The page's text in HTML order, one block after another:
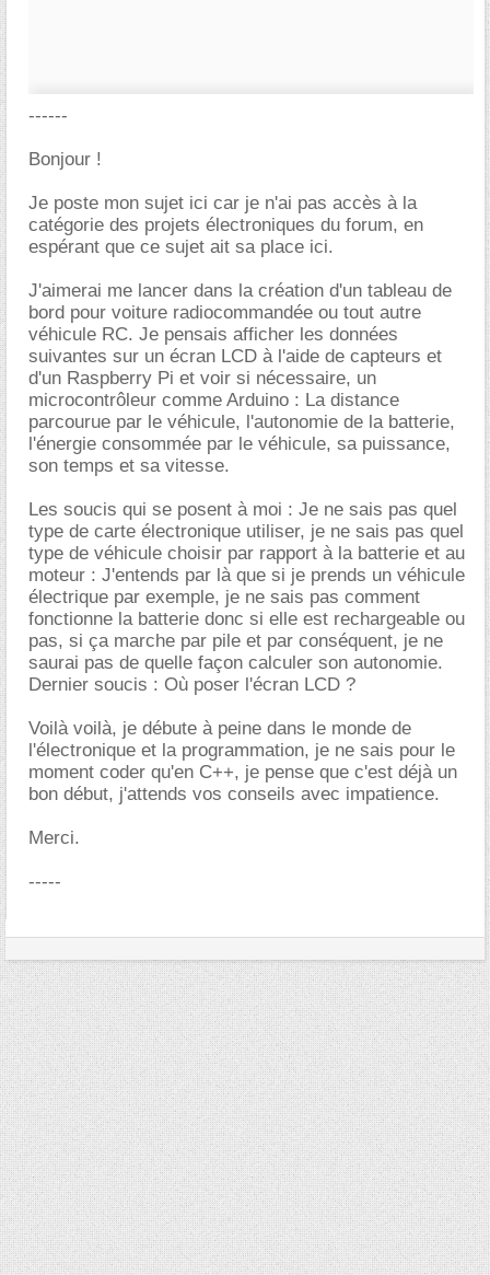
------
Bonjour !
Je poste mon sujet ici car je n'ai pas accès à la
catégorie des projets électroniques du forum, en
espérant que ce sujet ait sa place ici.
J'aimerai me lancer dans la création d'un tableau de
bord pour voiture radiocommandée ou tout autre
véhicule RC. Je pensais afficher les données
suivantes sur un écran LCD à l'aide de capteurs et
d'un Raspberry Pi et voir si nécessaire, un
microcontrôleur comme Arduino : La distance
parcourue par le véhicule, l'autonomie de la batterie,
l'énergie consommée par le véhicule, sa puissance,
son temps et sa vitesse.
Les soucis qui se posent à moi : Je ne sais pas quel
type de carte électronique utiliser, je ne sais pas quel
type de véhicule choisir par rapport à la batterie et au
moteur : J'entends par là que si je prends un véhicule
électrique par exemple, je ne sais pas comment
fonctionne la batterie donc si elle est rechargeable ou
pas, si ça marche par pile et par conséquent, je ne
saurai pas de quelle façon calculer son autonomie.
Dernier soucis : Où poser l'écran LCD ?
Voilà voilà, je débute à peine dans le monde de
l'électronique et la programmation, je ne sais pour le
moment coder qu'en C++, je pense que c'est déjà un
bon début, j'attends vos conseils avec impatience.
Merci.
-----